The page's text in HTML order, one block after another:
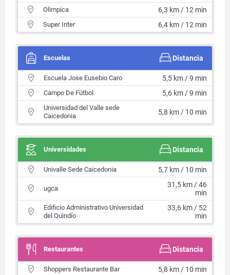
Olimpica 6,3 km / 12 min
Super Inter 6,4 km / 12 min
Escuelas Distancia
Escuela Jose Eusebio Caro 5,5 km / 9 min
Campo De Fútbol 5,6 km / 9 min
Universidad del Valle sede
Caicedonia
5,8 km / 10 min
Universidades Distancia
Univalle Sede Caicedonia 5,7 km / 10 min
ugca
31,5 km / 46
min
Edificio Administrativo Universidad
del Quindío
33,6 km / 52
min
Restaurantes Distancia
Shoppers Restaurante Bar 5,8 km / 10 min